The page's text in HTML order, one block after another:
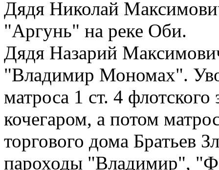
Дядя Николай
"Аргунь" на реке Оби.
Дядя Назарий
"Владимир Мономах".
матроса 1 ст. 4
кочегаром, а потом
торгового дома Братьев
пароходы "Владимир",